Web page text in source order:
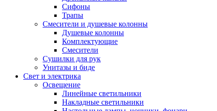
Сифоны
Трапы
Смесители и душевые колонны
Душевые колонны
Комплектующие
Смесители
Сушилки для рук
Унитазы и биде
Свет и электрика
Освещение
Линейные светильники
Накладные светильники